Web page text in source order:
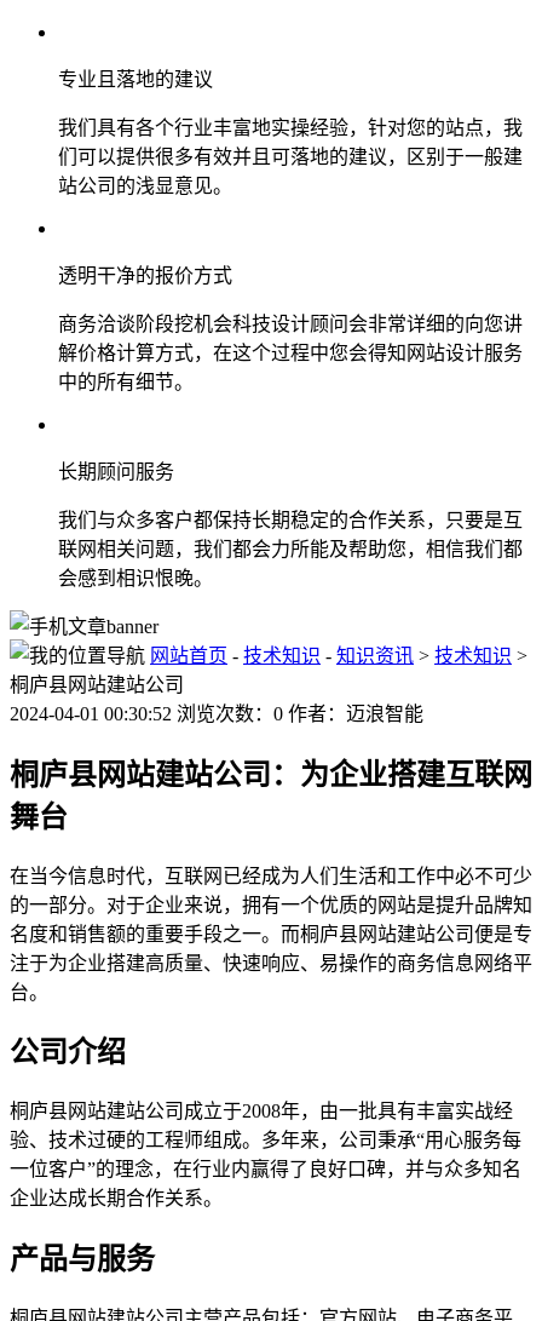
专业且落地的建议
我们具有各个行业丰富地实操经验，针对您的站点，我
们可以提供很多有效并且可落地的建议，区别于一般建
站公司的浅显意见。
透明干净的报价方式
商务洽谈阶段挖机会科技设计顾问会非常详细的向您讲
解价格计算方式，在这个过程中您会得知网站设计服务
中的所有细节。
长期顾问服务
我们与众多客户都保持长期稳定的合作关系，只要是互
联网相关问题，我们都会力所能及帮助您，相信我们都
会感到相识恨晚。
网站首页 - 技术知识 - 知识资讯 > 技术知识 >
桐庐县网站建站公司
2024-04-01 00:30:52 浏览次数：0 作者：迈浪智能
桐庐县网站建站公司：为企业搭建互联网
舞台
在当今信息时代，互联网已经成为人们生活和工作中必不可少
的一部分。对于企业来说，拥有一个优质的网站是提升品牌知
名度和销售额的重要手段之一。而桐庐县网站建站公司便是专
注于为企业搭建高质量、快速响应、易操作的商务信息网络平
台。
公司介绍
桐庐县网站建站公司成立于2008年，由一批具有丰富实战经
验、技术过硬的工程师组成。多年来，公司秉承“用心服务每
一位客户”的理念，在行业内赢得了良好口碑，并与众多知名
企业达成长期合作关系。
产品与服务